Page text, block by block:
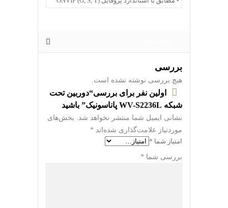
بررسی
هیچ بررسی نوشته نشده است.
اولین نفر برای بررسی“دوربین تحت
شبکه WV-S2236L پاناسونیک” باشید
نشانی ایمیل شما منتشر نخواهد شد. بخش‌های
موردنیاز علامت‌گذاری شده‌اند *
امتیاز شما *
بررسی شما *